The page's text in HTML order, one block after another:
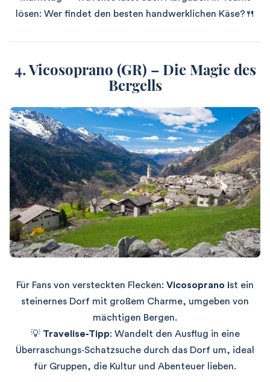
lösen: Wer findet den besten handwerklichen Käse?🍴
4. Vicosoprano (GR) – Die Magie des
Bergells
Für Fans von versteckten Flecken: Vicosoprano ist ein
steinernes Dorf mit großem Charme, umgeben von
mächtigen Bergen.
💡Travelise‑Tipp: Wandelt den Ausflug in eine
Überraschungs‑Schatzsuche durch das Dorf um, ideal
für Gruppen, die Kultur und Abenteuer lieben.